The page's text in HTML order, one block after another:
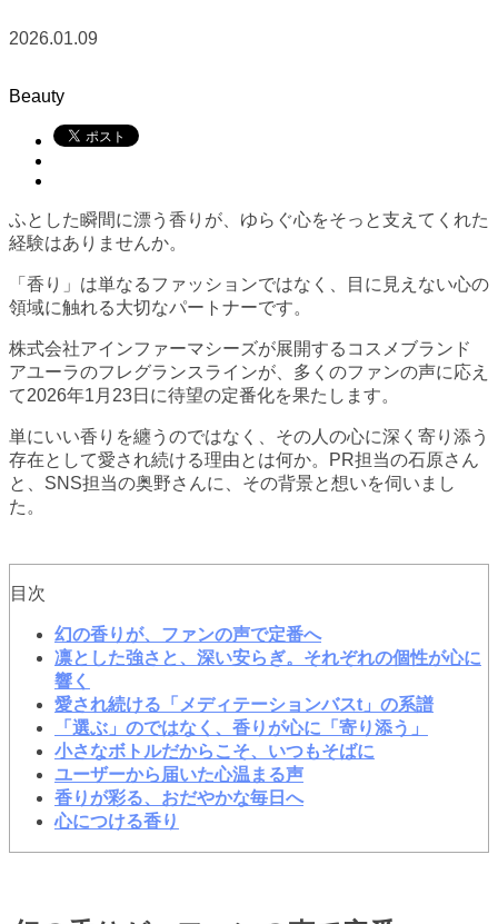
2026.01.09
Beauty
ふとした瞬間に漂う香りが、ゆらぐ心をそっと支えてくれた
経験はありませんか。
「香り」は単なるファッションではなく、目に見えない心の
領域に触れる大切なパートナーです。
株式会社アインファーマシーズが展開するコスメブランド
アユーラのフレグランスラインが、多くのファンの声に応え
て2026年1月23日に待望の定番化を果たします。
単にいい香りを纏うのではなく、その人の心に深く寄り添う
存在として愛され続ける理由とは何か。PR担当の石原さん
と、SNS担当の奥野さんに、その背景と想いを伺いまし
た。
目次
幻の香りが、ファンの声で定番へ
凛とした強さと、深い安らぎ。それぞれの個性が心に
響く
愛され続ける「メディテーションバスt」の系譜
「選ぶ」のではなく、香りが心に「寄り添う」
小さなボトルだからこそ、いつもそばに
ユーザーから届いた心温まる声
香りが彩る、おだやかな毎日へ
心につける香り